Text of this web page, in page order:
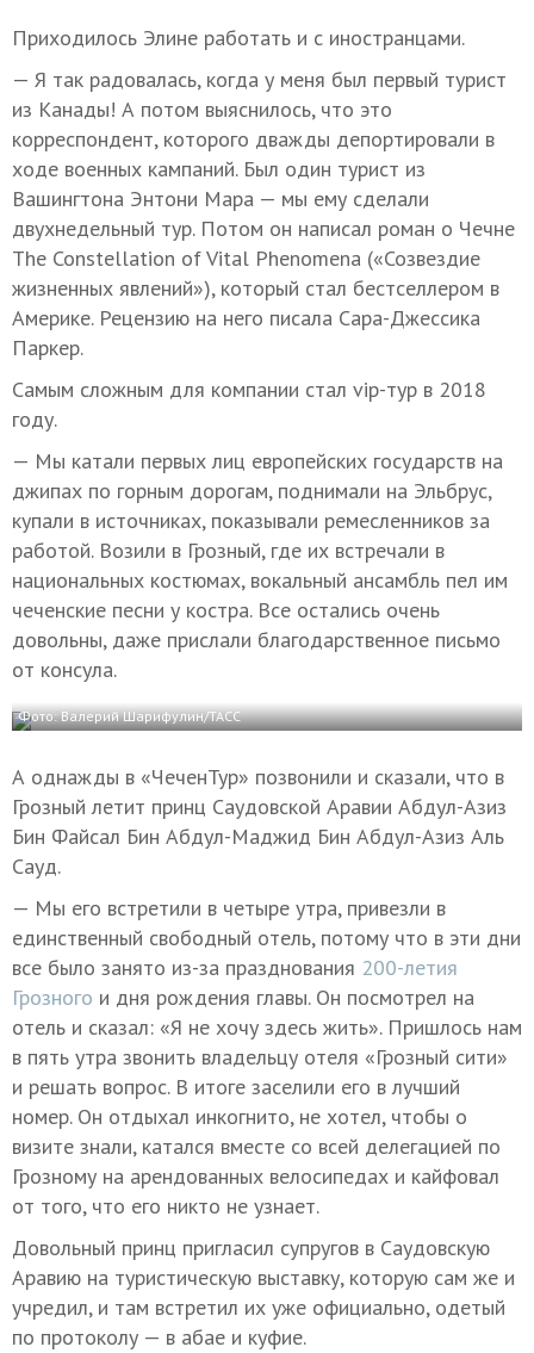
Приходилось Элине работать и с иностранцами.
— Я так радовалась, когда у меня был первый турист
из Канады! А потом выяснилось, что это
корреспондент, которого дважды депортировали в
ходе военных кампаний. Был один турист из
Вашингтона Энтони Мара — мы ему сделали
двухнедельный тур. Потом он написал роман о Чечне
The Constellation of Vital Phenomena («Созвездие
жизненных явлений»), который стал бестселлером в
Америке. Рецензию на него писала Сара-Джессика
Паркер.
Самым сложным для компании стал vip-тур в 2018
году.
— Мы катали первых лиц европейских государств на
джипах по горным дорогам, поднимали на Эльбрус,
купали в источниках, показывали ремесленников за
работой. Возили в Грозный, где их встречали в
национальных костюмах, вокальный ансамбль пел им
чеченские песни у костра. Все остались очень
довольны, даже прислали благодарственное письмо
от консула.
Фото: Валерий Шарифулин/ТАСС
А однажды в «ЧеченТур» позвонили и сказали, что в
Грозный летит принц Саудовской Аравии Абдул-Азиз
Бин Файсал Бин Абдул-Маджид Бин Абдул-Азиз Аль
Сауд.
— Мы его встретили в четыре утра, привезли в
единственный свободный отель, потому что в эти дни
все было занято из-за празднования 200-летия
Грозного и дня рождения главы. Он посмотрел на
отель и сказал: «Я не хочу здесь жить». Пришлось нам
в пять утра звонить владельцу отеля «Грозный сити»
и решать вопрос. В итоге заселили его в лучший
номер. Он отдыхал инкогнито, не хотел, чтобы о
визите знали, катался вместе со всей делегацией по
Грозному на арендованных велосипедах и кайфовал
от того, что его никто не узнает.
Довольный принц пригласил супругов в Саудовскую
Аравию на туристическую выставку, которую сам же и
учредил, и там встретил их уже официально, одетый
по протоколу — в абае и куфие.